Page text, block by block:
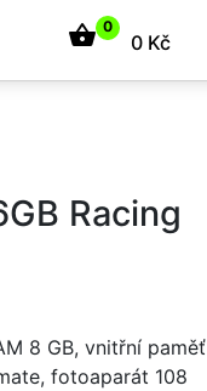
shopping_basket 0
0 Kč
Racing
8 GB, vnitřní paměť
fotoaparát 108